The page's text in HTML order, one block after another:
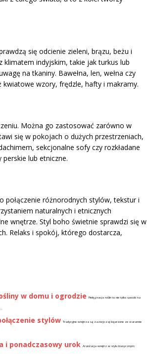
się odcienie zieleni, brązu, beżu i
indyjskim, takie jak turkus lub
na tkaniny. Bawełna, len, wełna czy
wzory, frędzle, hafty i makramy.
Można go zastosować zarówno w
się w pokojach o dużych przestrzeniach,
sekcjonalne sofy czy rozkładane
lub etniczne.
różnorodnych stylów, tekstur i
naturalnych i etnicznych
wnętrze. Styl boho świetnie sprawdzi się w
Relaks i spokój, którego dostarcza,
w domu i ogrodzie
Pielęgnacja roślin to nie tylko sposób na
stylów Tradycyjne wnętrza są zazwyczaj kojarzone ze starannie
i ponadczasowy urok Aranżacja wnętrz w stylu klasycznym: